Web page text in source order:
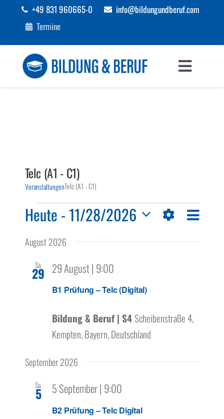
+49 831 960665-0
info@bildungundberuf.com
Termine
Toggle
Förderungen
Telc (A1 - C1)
VeranstaltungenTelc (A1 - C1)
Veranstaltungen Ansichten-
Navigation
Anzeigen
Liste
Heute - 11/28/2026
Datum
wählen.
August 2026
Sa.
29
B1 Prüfung – Telc (Digital)
29 August | 9:00
Bildung & Beruf | S4 Scheibenstraße 4,
Kempten, Bayern, Deutschland
September 2026
Sa.
5
B2 Prüfung – Telc Digital
5 September | 9:00